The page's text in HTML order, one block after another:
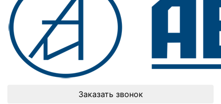
Заказать звонок